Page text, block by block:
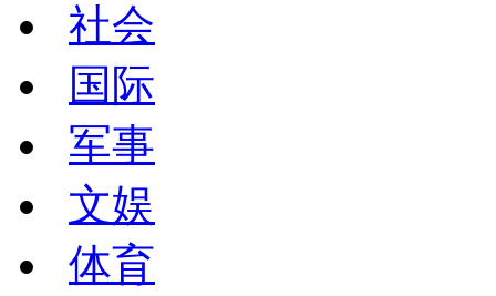
社会
国际
军事
文娱
体育